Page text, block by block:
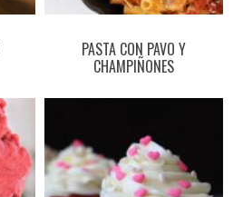
PASTA CON PAVO Y
CHAMPIÑONES